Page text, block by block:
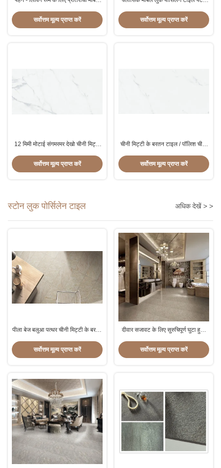
सर्वोत्तम मूल्य प्राप्त करें
सर्वोत्तम मूल्य प्राप्त करें
12 मिमी मोटाई संगमरमर देखो चीनी मिट्टी
टाइलें
सर्वोत्तम मूल्य प्राप्त करें
चीनी मिट्टी के बरतन टाइल / पॉलिश चीनी
फैशनेबल सफेद संगमरमर
सर्वोत्तम मूल्य प्राप्त करें
स्टोन लुक पोर्सिलेन टाइल अधिक देखें > >
पीला बेज बलुआ पत्थर चीनी मिट्टी के बरतन
सर्वोत्तम मूल्य प्राप्त करें
दीवार सजावट के लिए सुरुचिपूर्ण घुटा हुआ
टाइल
सर्वोत्तम मूल्य प्राप्त करें